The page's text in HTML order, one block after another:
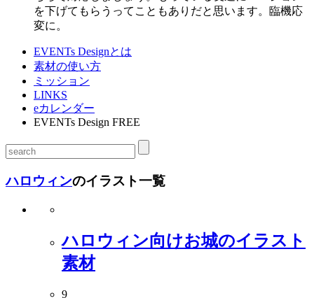
を下げてもらうってこともありだと思います。臨機応
変に。
EVENTs Designとは
素材の使い方
ミッション
LINKS
eカレンダー
EVENTs Design FREE
ハロウィンのイラスト一覧
ハロウィン向けお城のイラスト
素材
9